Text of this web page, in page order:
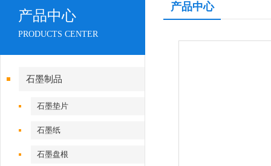
产品中心
PRODUCTS CENTER
石墨制品
石墨垫片
石墨纸
石墨盘根
产品中心